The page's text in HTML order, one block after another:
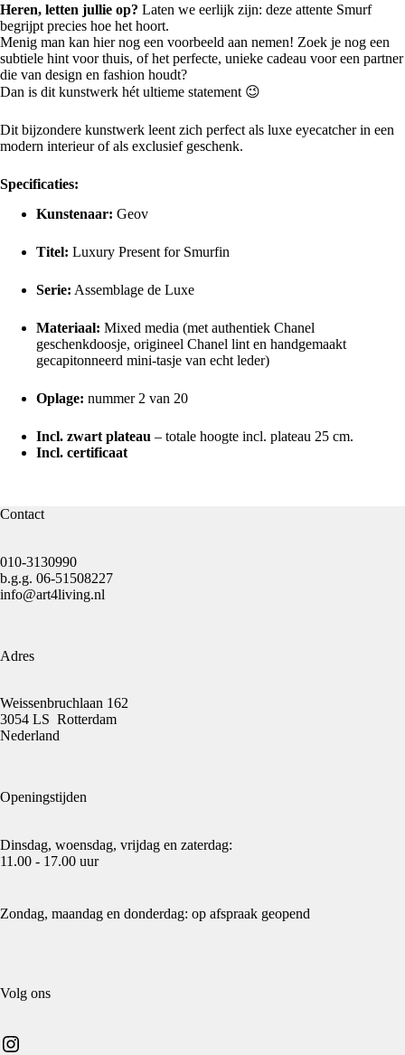
Heren, letten jullie op? Laten we eerlijk zijn: deze attente Smurf
begrijpt precies hoe het hoort.
Menig man kan hier nog een voorbeeld aan nemen! Zoek je nog een
subtiele hint voor thuis, of het perfecte, unieke cadeau voor een partner
die van design en fashion houdt?
Dan is dit kunstwerk hét ultieme statement 😉
Dit bijzondere kunstwerk leent zich perfect als luxe eyecatcher in een
modern interieur of als exclusief geschenk.
Specificaties:
Kunstenaar: Geov
Titel: Luxury Present for Smurfin
Serie: Assemblage de Luxe
Materiaal: Mixed media (met authentiek Chanel
geschenkdoosje, origineel Chanel lint en handgemaakt
gecapitonneerd mini-tasje van echt leder)
Oplage: nummer 2 van 20
Incl. zwart plateau – totale hoogte incl. plateau 25 cm.
Incl. certificaat
Contact
010-3130990
b.g.g. 06-51508227
info@art4living.nl
Adres
Weissenbruchlaan 162
3054 LS Rotterdam
Nederland
Openingstijden
Dinsdag, woensdag, vrijdag en zaterdag:
11.00 - 17.00 uur
Zondag, maandag en donderdag: op afspraak geopend
Volg ons
Instagram